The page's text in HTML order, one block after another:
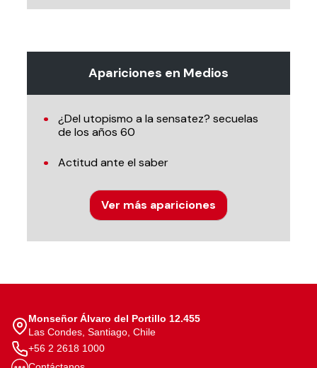
Apariciones en Medios
¿Del utopismo a la sensatez? secuelas
de los años 60
Actitud ante el saber
Ver más apariciones
Monseñor Álvaro del Portillo 12.455
Las Condes, Santiago, Chile
+56 2 2618 1000